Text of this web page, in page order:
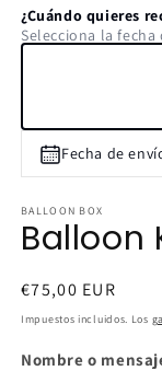
una
ventana
modal
¿Cuándo quieres
Selecciona la
Fecha de
BALLOON BOX
Balloon
Precio
habitual
€75,00 EUR
Impuestos incluidos. Los
Nombre o